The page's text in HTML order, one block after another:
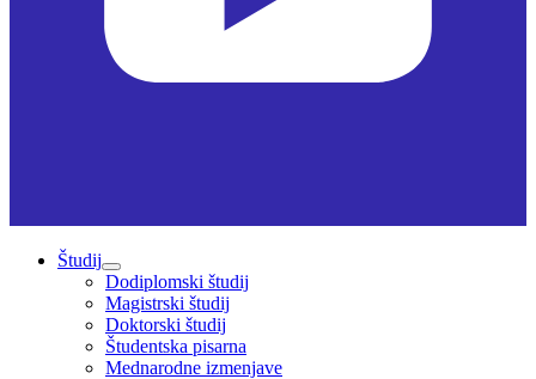
Študij
Dodiplomski študij
Magistrski študij
Doktorski študij
Študentska pisarna
Mednarodne izmenjave